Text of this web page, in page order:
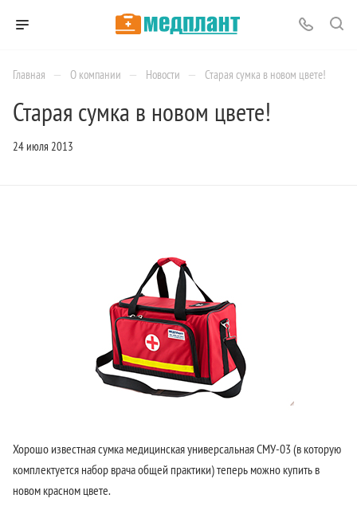
Главная — О компании — Новости — Старая сумка в новом цвете!
Старая сумка в новом цвете!
24 июля 2013
Хорошо известная сумка медицинская универсальная СМУ-03 (в которую
комплектуется набор врача общей практики) теперь можно купить в
новом красном цвете.